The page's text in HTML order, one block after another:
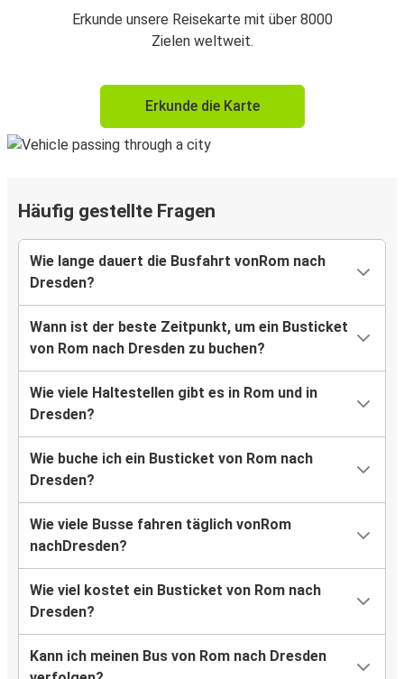
Erkunde unsere Reisekarte mit über 8000
Zielen weltweit.
Erkunde die Karte
Häufig gestellte Fragen
Wie lange dauert die Busfahrt vonRom nach
Dresden?
Wann ist der beste Zeitpunkt, um ein Busticket
von Rom nach Dresden zu buchen?
Wie viele Haltestellen gibt es in Rom und in
Dresden?
Wie buche ich ein Busticket von Rom nach
Dresden?
Wie viele Busse fahren täglich vonRom
nachDresden?
Wie viel kostet ein Busticket von Rom nach
Dresden?
Kann ich meinen Bus von Rom nach Dresden